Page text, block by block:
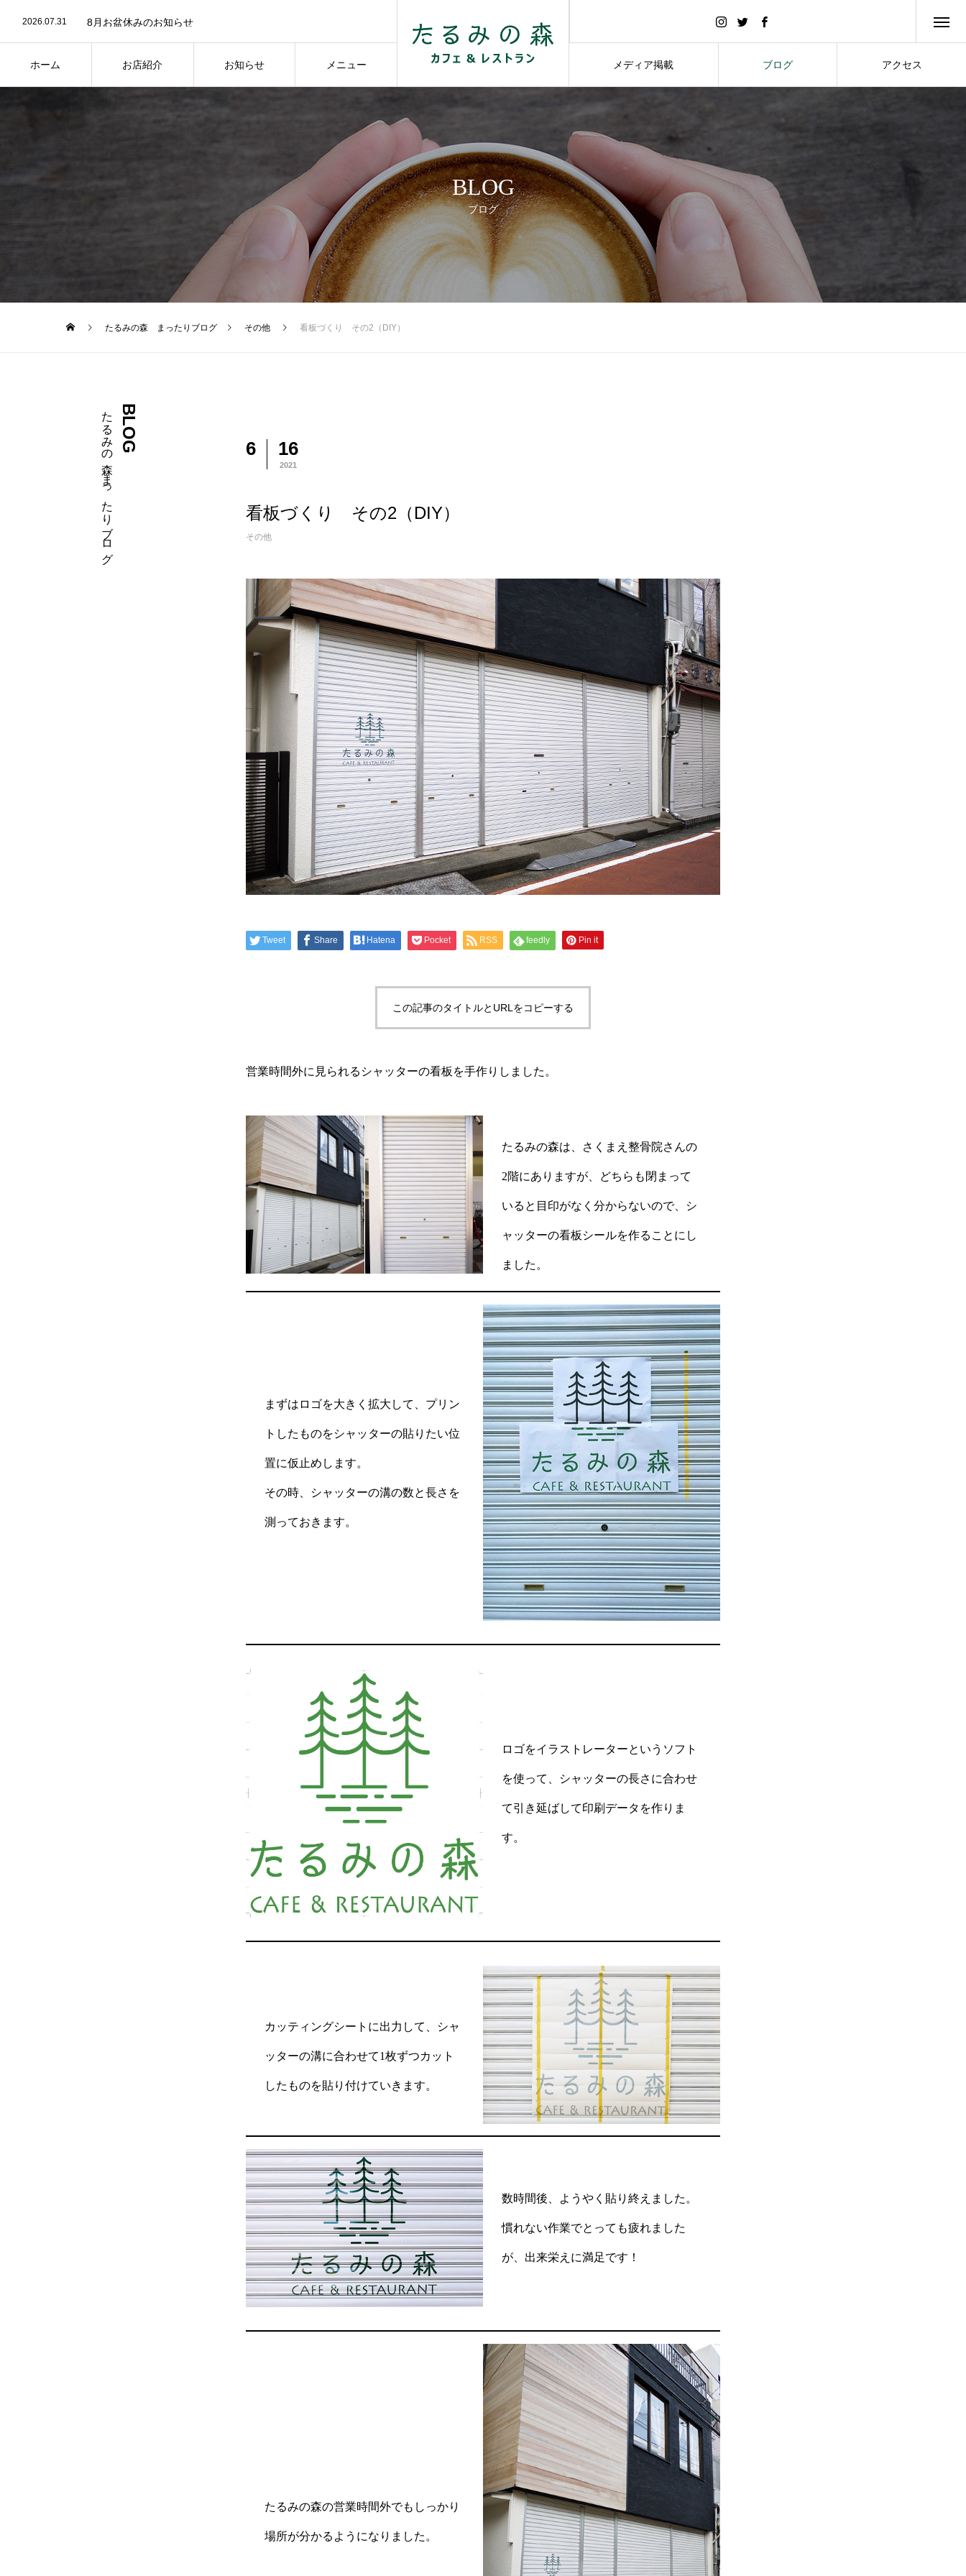
ホーム
お店紹介
お知らせ
メニュー
メディア掲載
ブログ
アクセス
2026.07.31 8月お盆休みのお知らせ
2026.05.31 神戸っ子（KOBECCO）掲載と6月休業日のお知らせ
BLOG
ブログ
たるみの森 まったりブログ その他 看板づくり その2（DIY）
BLOG
たるみの森 まったりブログ 6 16
2021
看板づくり その2（DIY）
その他
Tweet Share Hatena Pocket RSS feedly Pin it
この記事のタイトルとURLをコピーする
営業時間外に見られるシャッターの看板を手作りしました。
たるみの森は、さくまえ整骨院さんの
2階にありますが、どちらも閉まって
いると目印がなく分からないので、シ
ャッターの看板シールを作ることにし
ました。
まずはロゴを大きく拡大して、プリン
トしたものをシャッターの貼りたい位
置に仮止めします。
その時、シャッターの溝の数と長さを
測っておきます。
ロゴをイラストレーターというソフト
を使って、シャッターの長さに合わせ
て引き延ばして印刷データを作りま
す。
カッティングシートに出力して、シャ
ッターの溝に合わせて1枚ずつカット
したものを貼り付けていきます。
数時間後、ようやく貼り終えました。
慣れない作業でとっても疲れました
が、出来栄えに満足です！
たるみの森の営業時間外でもしっかり
場所が分かるようになりました。